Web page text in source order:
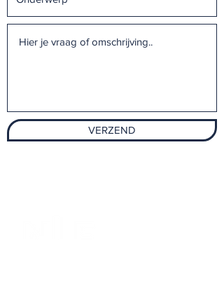
VERZEND